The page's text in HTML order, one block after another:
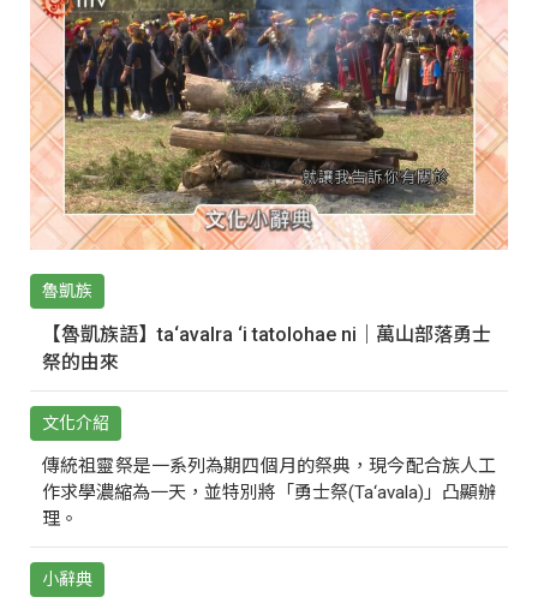
魯凱族
【魯凱族語】ta‘avalra ‘i tatolohae ni｜萬山部落勇士
祭的由來
文化介紹
傳統祖靈祭是一系列為期四個月的祭典，現今配合族人工
作求學濃縮為一天，並特別將「勇士祭(Ta‘avala)」凸顯辦
理。
小辭典